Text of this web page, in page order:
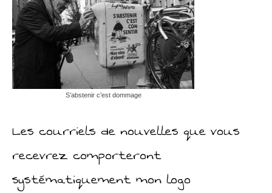
S’abstenir c’est dommage
Les courriels de nouvelles que vous
recevrez comporteront
systématiquement mon logo